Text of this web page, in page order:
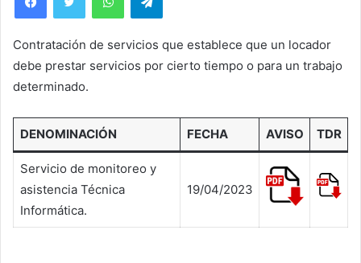
Contratación de servicios que establece que un locador
debe prestar servicios por cierto tiempo o para un trabajo
determinado.
DENOMINACIÓN FECHA AVISO TDR
Servicio de monitoreo y
asistencia Técnica
Informática.
19/04/2023